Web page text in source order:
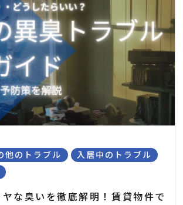
他のトラブル
入居中のトラブル
な臭いを徹底解明！賃貸物件で